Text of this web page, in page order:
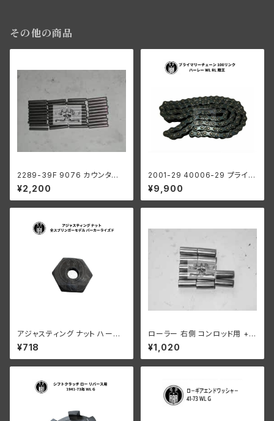
その他の商品
2289-39F 9076 カウンター
シャフト ロングローラー 1ギア
ボックス用 .0004オーバーサイ
ズ
¥2,200
2001-29 40006-29 プライマ
リーチェーン 100リンク ハーレ
ーダビッドソン 1929-52年 DL
WL RL 陸王
¥9,900
アジャスティング ナット ハーレ
ーダビッドソン 全スプリンガー
モデル パーカーライズド
¥718
ローラー 右側 コンロッド用 +0
008 オーバーサイズ 12個入り
ハーレーダビッドソン 1929-73
年 DL RL WL G エンジン
¥1,020